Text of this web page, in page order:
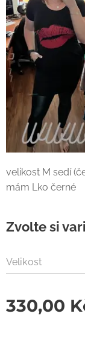
velikost M sedí
mám Lko černé
Zvolte si
Velikost
330,00